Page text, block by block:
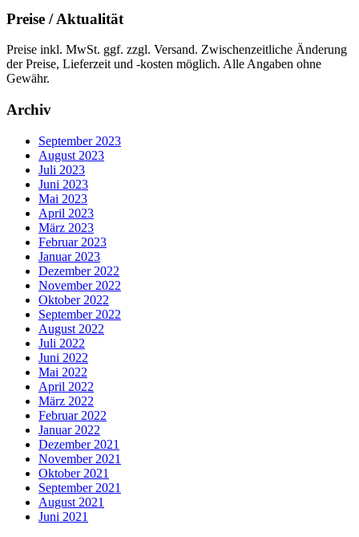
Preise / Aktualität
Preise inkl. MwSt. ggf. zzgl. Versand. Zwischenzeitliche Änderung
der Preise, Lieferzeit und -kosten möglich. Alle Angaben ohne
Gewähr.
Archiv
September 2023
August 2023
Juli 2023
Juni 2023
Mai 2023
April 2023
März 2023
Februar 2023
Januar 2023
Dezember 2022
November 2022
Oktober 2022
September 2022
August 2022
Juli 2022
Juni 2022
Mai 2022
April 2022
März 2022
Februar 2022
Januar 2022
Dezember 2021
November 2021
Oktober 2021
September 2021
August 2021
Juni 2021